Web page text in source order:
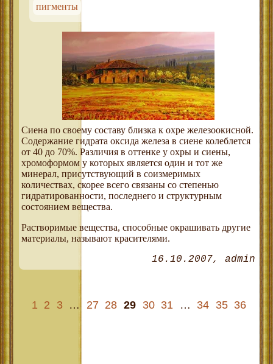
пигменты
Сиена по своему составу близка к охре железоокисной.
Содержание гидрата оксида железа в сиене колеблется
от 40 до 70%. Различия в оттенке у охры и сиены,
хромоформом у которых является один и тот же
минерал, присутствующий в соизмеримых
количествах, скорее всего связаны со степенью
гидратированности, последнего и структурным
состоянием вещества.
Растворимые вещества, способные окрашивать другие
материалы, называют красителями.
16.10.2007 admin
1 2 3 … 27 28 29 30 31 … 34 35 36